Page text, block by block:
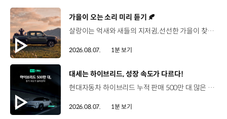
[동영상]
가을이 오는 소리 미리 듣기 🍂
살랑이는 억새와 새들의 지저귐,선선한 가을이 찾아오는 소리. 더 기아 타스만과 함께 계절을 만나보세요. 🎧 *본 영상은 AI를 활용해 제작했습니다. #기아 #더기아타스만 #타스만 #가을 #입추 #Tasman #ASMR
2026.08.07. 1분 보기
[동영상]
대세는 하이브리드, 성장 속도가 다르다!
현대자동차 하이브리드 누적 판매 500만 대.많은 운전자들이 선택한 이유는 무엇일까요? 현대진행형 팟캐스트 EP.21에서 확인하세요.📻 #현대자동차그룹 #현대진행형 #모빌리티팟캐스트 #하이브리드 #연료 #미래모빌리티 #모빌리티
2026.08.07. 1분 보기